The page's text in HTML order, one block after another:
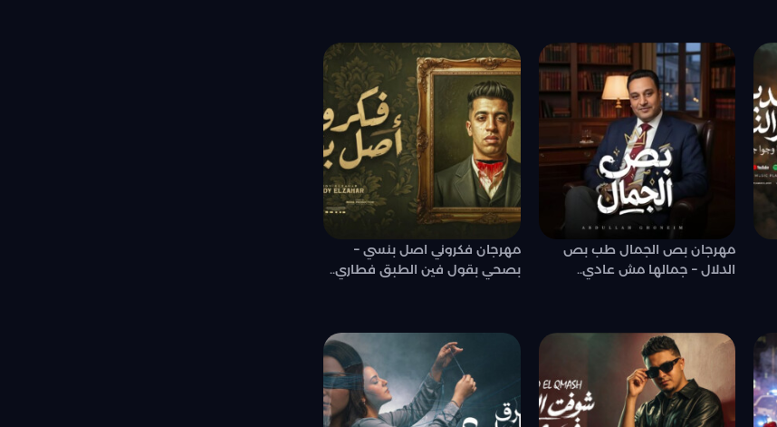
مهرجان بص الجمال طب بص
الدلال – جمالها مش عادي..
مهرجان فكروني اصل بنسي –
بصحي بقول فين الطبق فطاري..